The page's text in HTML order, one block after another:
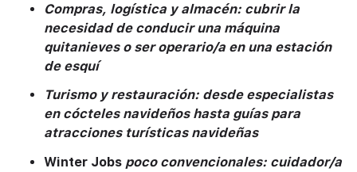
Compras, logística y almacén: cubrir la
necesidad de conducir una máquina
quitanieves o ser operario/a en una estación
de esquí
Turismo y restauración: desde especialistas
en cócteles navideños hasta guías para
atracciones turísticas navideñas
Winter Jobs poco convencionales: cuidador/a